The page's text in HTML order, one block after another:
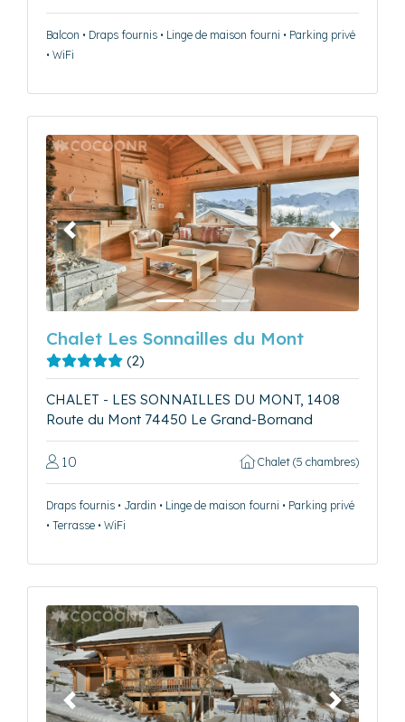
Balcon • Draps fournis • Linge de maison fourni • Parking privé
• WiFi
Précédent Suivant
Chalet Les Sonnailles du Mont
(2)
CHALET - LES SONNAILLES DU MONT, 1408
Route du Mont 74450 Le Grand-Bornand
10 Chalet (5 chambres)
Draps fournis • Jardin • Linge de maison fourni • Parking privé
• Terrasse • WiFi
Précédent Suivant